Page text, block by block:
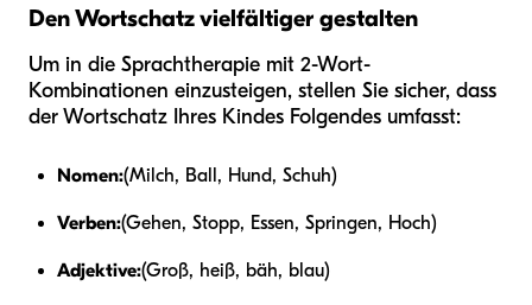
Den Wortschatz vielfältiger gestalten
Um in die Sprachtherapie mit 2-Wort-
Kombinationen einzusteigen, stellen Sie sicher, dass
der Wortschatz Ihres Kindes Folgendes umfasst:
Nomen:(Milch, Ball, Hund, Schuh)
Verben:(Gehen, Stopp, Essen, Springen, Hoch)
Adjektive:(Groß, heiß, bäh, blau)